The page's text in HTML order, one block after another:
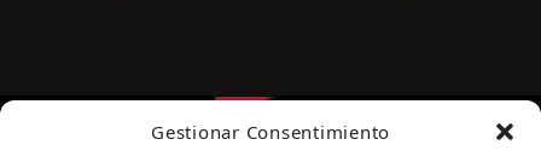
Gestionar Consentimiento